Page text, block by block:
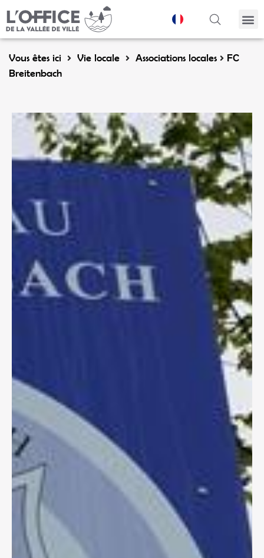
Vous êtes ici Vie locale Associations locales
FC
Breitenbach
Panneau de gestion des cookies